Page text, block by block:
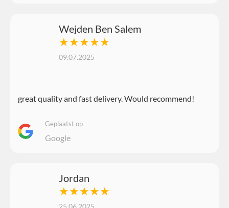
Wejden Ben Salem
★★★★★
09.07.2025
great quality and fast delivery. Would recommend!
Geplaatst op
Google
Jordan
★★★★★
25.06.2025